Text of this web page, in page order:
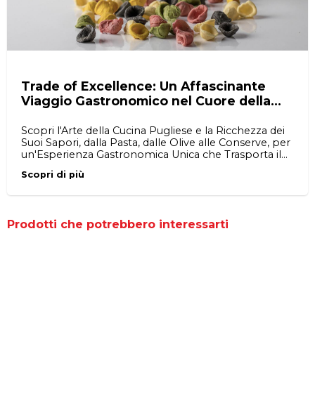
Trade of Excellence: Un Affascinante
Viaggio Gastronomico nel Cuore della
Scopri l'Arte della Cucina Pugliese e la Ricchezza dei
Suoi Sapori, dalla Pasta, dalle Olive alle Conserve, per
un'Esperienza Gastronomica Unica che Trasporta il
Scopri di più
Prodotti che potrebbero interessarti